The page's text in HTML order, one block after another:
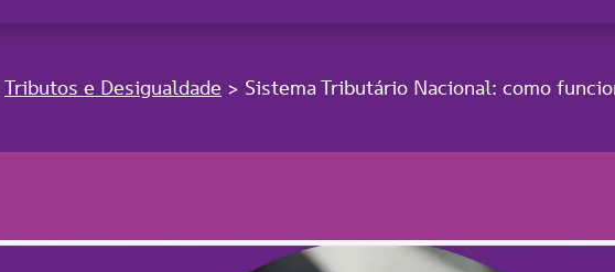
Tributos e Desigualdade > Sistema Tributário Nacional: como